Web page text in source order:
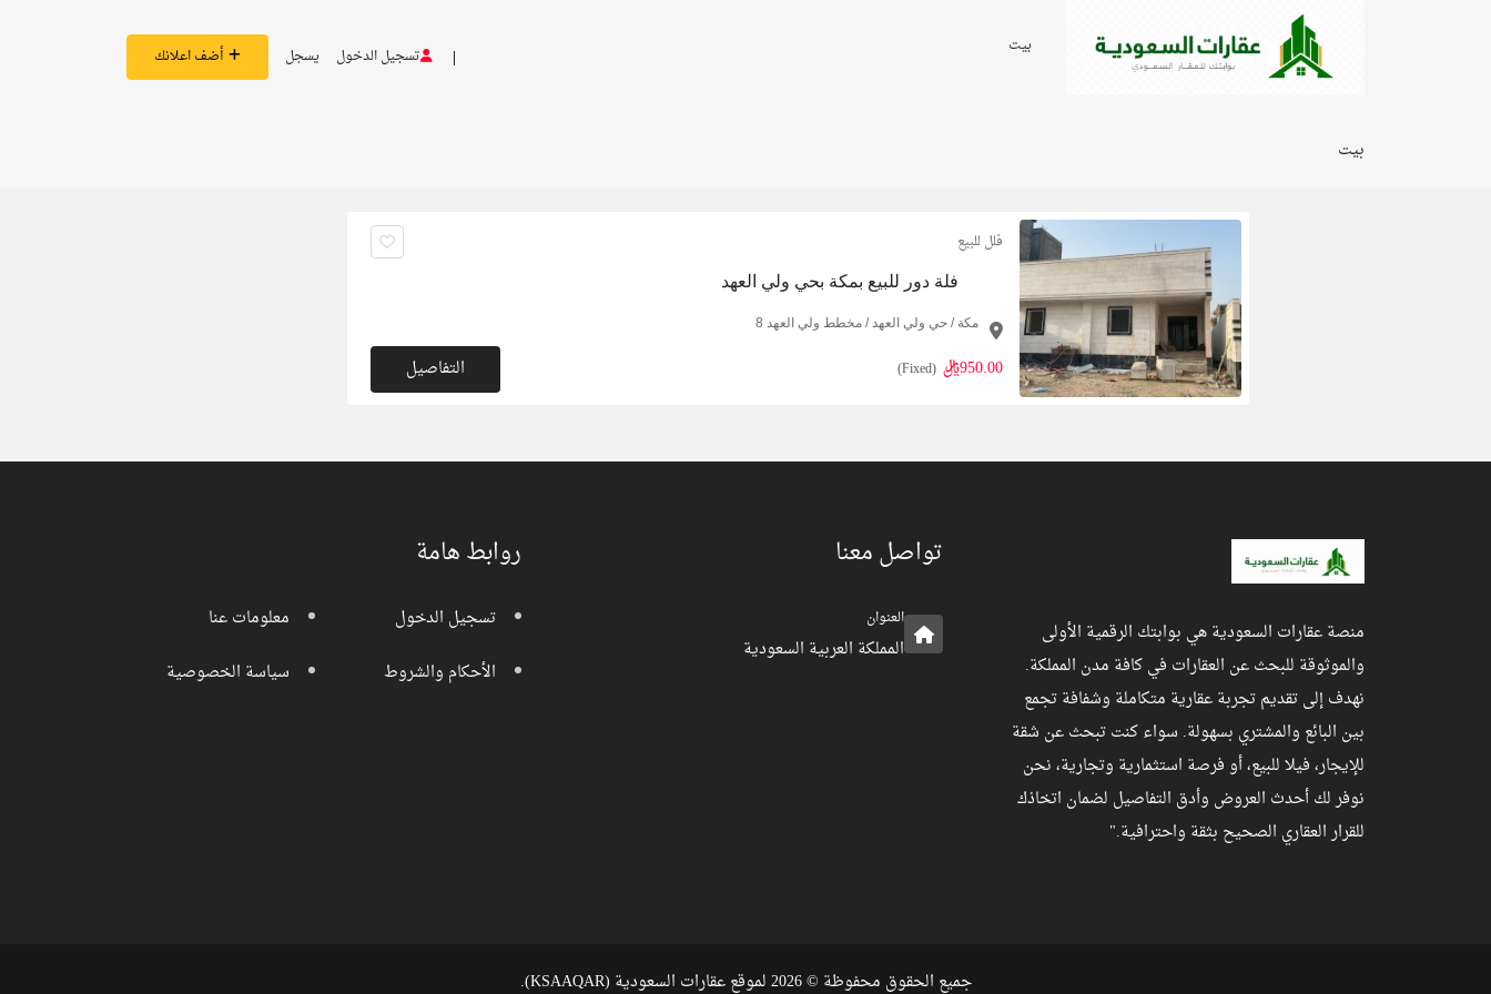
بيت تسجيل الدخول يسجل أضف اعلانك
بيت
فلل للبيع
فلة دور للبيع بمكة بحي ولي العهد
مكة / حي ولي العهد / مخطط ولي العهد 8
950.00ريال (Fixed) التفاصيل
منصة عقارات السعودية هي بوابتك الرقمية الأولى
والموثوقة للبحث عن العقارات في كافة مدن المملكة.
نهدف إلى تقديم تجربة عقارية متكاملة وشفافة تجمع
بين البائع والمشتري بسهولة. سواء كنت تبحث عن شقة
للإيجار، فيلا للبيع، أو فرصة استثمارية وتجارية، نحن
نوفر لك أحدث العروض وأدق التفاصيل لضمان اتخاذك
للقرار العقاري الصحيح بثقة واحترافية."
تواصل معنا
العنوان
المملكة العربية السعودية
روابط هامة
تسجيل الدخول
الأحكام والشروط
معلومات عنا
سياسة الخصوصية
جميع الحقوق محفوظة © 2026 لموقع عقارات السعودية (KSAAQAR).